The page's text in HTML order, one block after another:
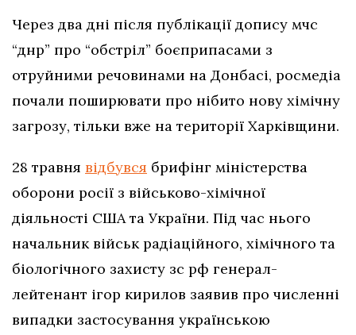
Через два дні після публікації допису мчс
“днр” про “обстріл” боєприпасами з
отруйними речовинами на Донбасі, росмедіа
почали поширювати про нібито нову хімічну
загрозу, тільки вже на території Харківщини.
28 травня відбувся брифінг міністерства
оборони росії з військово-хімічної
діяльності США та України. Під час нього
начальник військ радіаційного, хімічного та
біологічного захисту зс рф генерал-
лейтенант ігор кирилов заявив про численні
випадки застосування українською